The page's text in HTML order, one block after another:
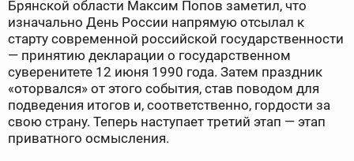
Брянской области Максим Попов заметил, что
изначально День России напрямую отсылал к
старту современной российской государственности
— принятию декларации о государственном
суверенитете 12 июня 1990 года. Затем праздник
«оторвался» от этого события, став поводом для
подведения итогов и, соответственно, гордости за
свою страну. Теперь наступает третий этап — этап
приватного осмысления.